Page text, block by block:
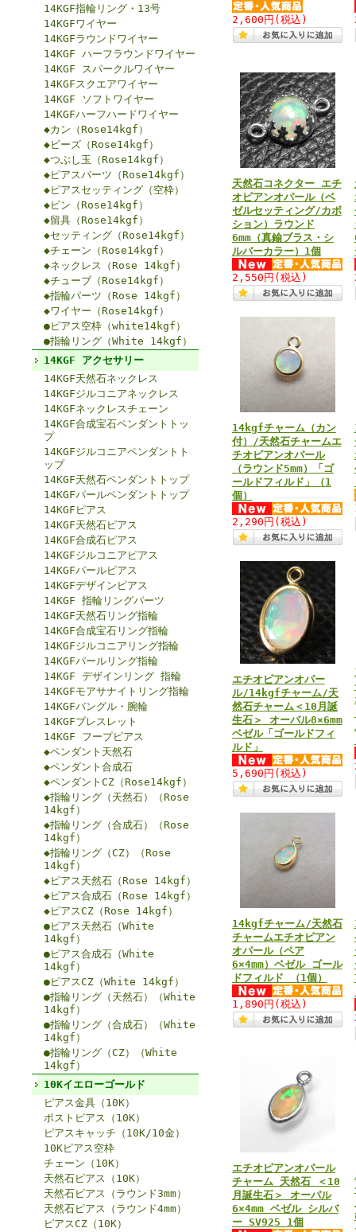
14KGF指輪リング・13号
14KGFワイヤー
14KGFラウンドワイヤー
14KGF ハーフラウンドワイヤー
14KGF スパークルワイヤー
14KGFスクエアワイヤー
14KGF ソフトワイヤー
14KGFハーフハードワイヤー
◆カン（Rose14kgf）
◆ビーズ（Rose14kgf）
◆つぶし玉（Rose14kgf）
◆ピアスパーツ（Rose14kgf）
◆ピアスセッティング（空枠）
◆ピン（Rose14kgf）
◆留具（Rose14kgf）
◆セッティング（Rose14kgf）
◆チェーン（Rose14kgf）
◆ネックレス（Rose 14kgf）
◆チューブ（Rose14kgf）
◆指輪パーツ（Rose 14kgf）
◆ワイヤー（Rose14kgf）
●ピアス空枠（white14kgf）
●指輪リング（White 14kgf）
14KGF アクセサリー
14KGF天然石ネックレス
14KGFジルコニアネックレス
14KGFネックレスチェーン
14KGF合成宝石ペンダントトッ
プ
14KGFジルコニアペンダントト
ップ
14KGF天然石ペンダントトップ
14KGFパールペンダントトップ
14KGFピアス
14KGF天然石ピアス
14KGF合成石ピアス
14KGFジルコニアピアス
14KGFパールピアス
14KGFデザインピアス
14KGF 指輪リングパーツ
14KGF天然石リング指輪
14KGF合成宝石リング指輪
14KGFジルコニアリング指輪
14KGFパールリング指輪
14KGF デザインリング 指輪
14KGFモアサナイトリング指輪
14KGFバングル・腕輪
14KGFブレスレット
14KGF フープピアス
◆ペンダント天然石
◆ペンダント合成石
◆ペンダントCZ（Rose14kgf）
◆指輪リング（天然石）（Rose
14kgf）
◆指輪リング（合成石）（Rose
14kgf）
◆指輪リング（CZ）（Rose
14kgf）
◆ピアス天然石（Rose 14kgf）
◆ピアス合成石（Rose 14kgf）
◆ピアスCZ（Rose 14kgf）
●ピアス天然石（White
14kgf）
●ピアス合成石（White
14kgf）
●ピアスCZ（White 14kgf）
●指輪リング（天然石）（White
14kgf）
●指輪リング（合成石）（White
14kgf）
●指輪リング（CZ）（White
14kgf）
10Kイエローゴールド
ピアス金具（10K）
ポストピアス（10K）
ピアスキャッチ（10K/10金）
10Kピアス空枠
チェーン（10K）
天然石ピアス（10K）
天然石ピアス（ラウンド3mm）
天然石ピアス（ラウンド4mm）
ピアスCZ（10K）
2,600円 (税込)
天然石コネクター エチ
オピアンオパール（ベ
ゼルセッティング/カボ
ション）ラウンド
6mm（真鍮ブラス・シ
ルバーカラー）1個
2,550円 (税込)
14kgfチャーム（カン
付）/天然石チャームエ
チオピアンオパール
（ラウンド5mm）「ゴ
ールドフィルド」（1
個）
2,290円 (税込)
エチオピアンオパー
ル/14kgfチャーム/天
然石チャーム＜10月誕
生石＞ オーバル8×6mm
ベゼル「ゴールドフィ
ルド」
5,690円 (税込)
14kgfチャーム/天然石
チャームエチオピアン
オパール（ペア
6×4mm）ベゼル ゴール
ドフィルド （1個）
1,890円 (税込)
エチオピアンオパール
チャーム 天然石 ＜10
月誕生石＞ オーバル
6×4mm ベゼル シルバ
ー SV925 1個